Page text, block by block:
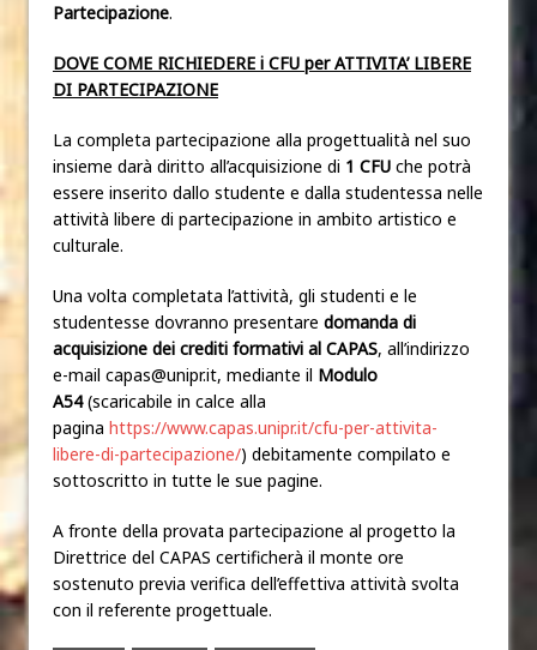
Partecipazione.
DOVE COME RICHIEDERE i CFU per ATTIVITA’ LIBERE
DI PARTECIPAZIONE
La completa partecipazione alla progettualità nel suo
insieme darà diritto all’acquisizione di 1 CFU che potrà
essere inserito dallo studente e dalla studentessa nelle
attività libere di partecipazione in ambito artistico e
culturale.
Una volta completata l’attività, gli studenti e le
studentesse dovranno presentare domanda di
acquisizione dei crediti formativi al CAPAS, all’indirizzo
e-mail capas@unipr.it, mediante il Modulo
A54(scaricabile in calce alla
pagina https://www.capas.unipr.it/cfu-per-attivita-
libere-di-partecipazione/) debitamente compilato e
sottoscritto in tutte le sue pagine.
A fronte della provata partecipazione al progetto la
Direttrice del CAPAS certificherà il monte ore
sostenuto previa verifica dell’effettiva attività svolta
con il referente progettuale.